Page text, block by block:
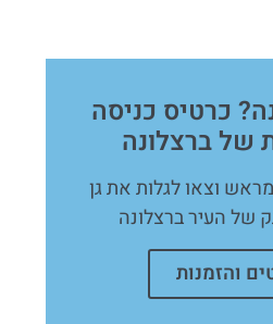
כרטיס כניסה
של ברצלונה
וצאו לגלות את גן
של העיר ברצלונה
והזמנות